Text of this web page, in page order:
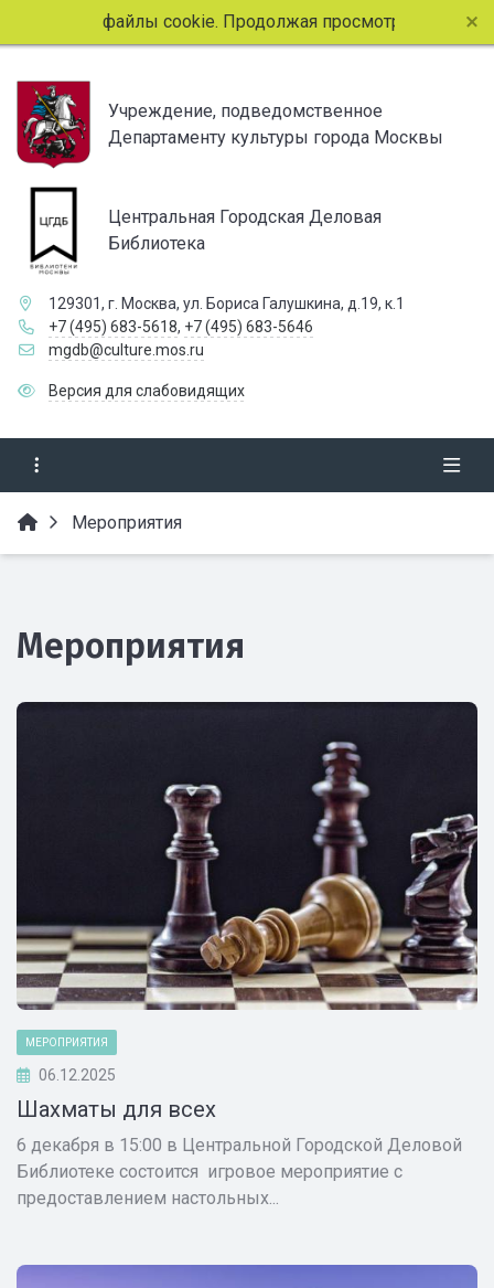
файлы cookie. Продолжая просмотр страниц сайта,
Учреждение, подведомственное
Департаменту культуры города Москвы
Центральная Городская Деловая
Библиотека
129301, г. Москва, ул. Бориса Галушкина, д.19, к.1
+7 (495) 683-5618, +7 (495) 683-5646
mgdb@culture.mos.ru
Версия для слабовидящих
Мероприятия
Мероприятия
МЕРОПРИЯТИЯ
06.12.2025
Шахматы для всех
6 декабря в 15:00 в Центральной Городской Деловой
Библиотеке состоится игровое мероприятие с
предоставлением настольных...